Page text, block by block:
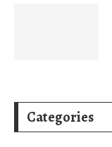
Categories